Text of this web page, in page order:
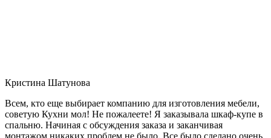
Кристина Шатунова
Всем, кто еще выбирает компанию для изготовления мебели,
советую Кухни мол! Не пожалеете! Я заказывала шкаф-купе в
спальню. Начиная с обсуждения заказа и заканчивая
монтажом никаких проблем не было. Все было сделано очень